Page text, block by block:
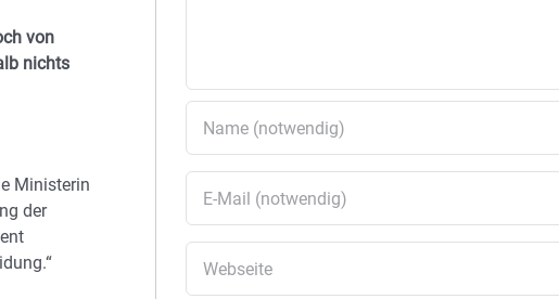
von
nichts
Ministerin
der